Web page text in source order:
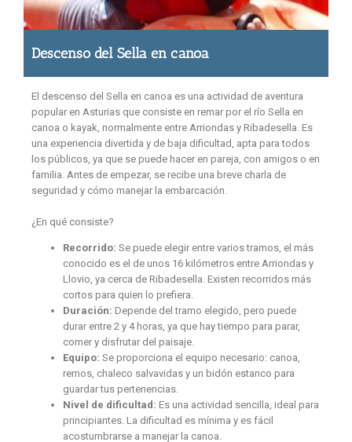
Descenso del Sella en canoa
El descenso del Sella en canoa es una actividad de aventura
popular en Asturias que consiste en remar por el río Sella en
canoa o kayak, normalmente entre Arriondas y Ribadesella . Es
una experiencia divertida y de baja dificultad, apta para todos
los públicos, ya que se puede hacer en pareja, con amigos o en
familia. Antes de empezar, se recibe una breve charla de
seguridad y cómo manejar la embarcación.
¿En qué consiste?
Recorrido: Se puede elegir entre varios tramos, el más
conocido es el de unos 16 kilómetros entre Arriondas y
Llovio, ya cerca de Ribadesella. Existen recorridos más
cortos para quien lo prefiera.
Duración: Depende del tramo elegido, pero puede
durar entre 2 y 4 horas, ya que hay tiempo para parar,
comer y disfrutar del paisaje.
Equipo: Se proporciona el equipo necesario: canoa,
remos, chaleco salvavidas y un bidón estanco para
guardar tus pertenencias.
Nivel de dificultad: Es una actividad sencilla, ideal para
principiantes. La dificultad es mínima y es fácil
acostumbrarse a manejar la canoa.